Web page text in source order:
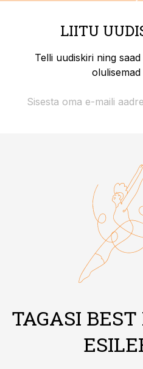
LIITU
Telli uudiskiri ning
olulisemad
TAGASI